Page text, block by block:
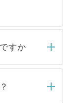
すか
担当者がご
もしくは